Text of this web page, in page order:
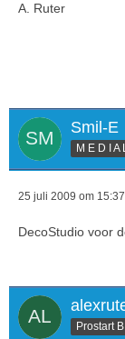
A. Ruter
Smil-E
M E D I A
25 juli 2009 om 15:37
DecoStudio voor
Prostart